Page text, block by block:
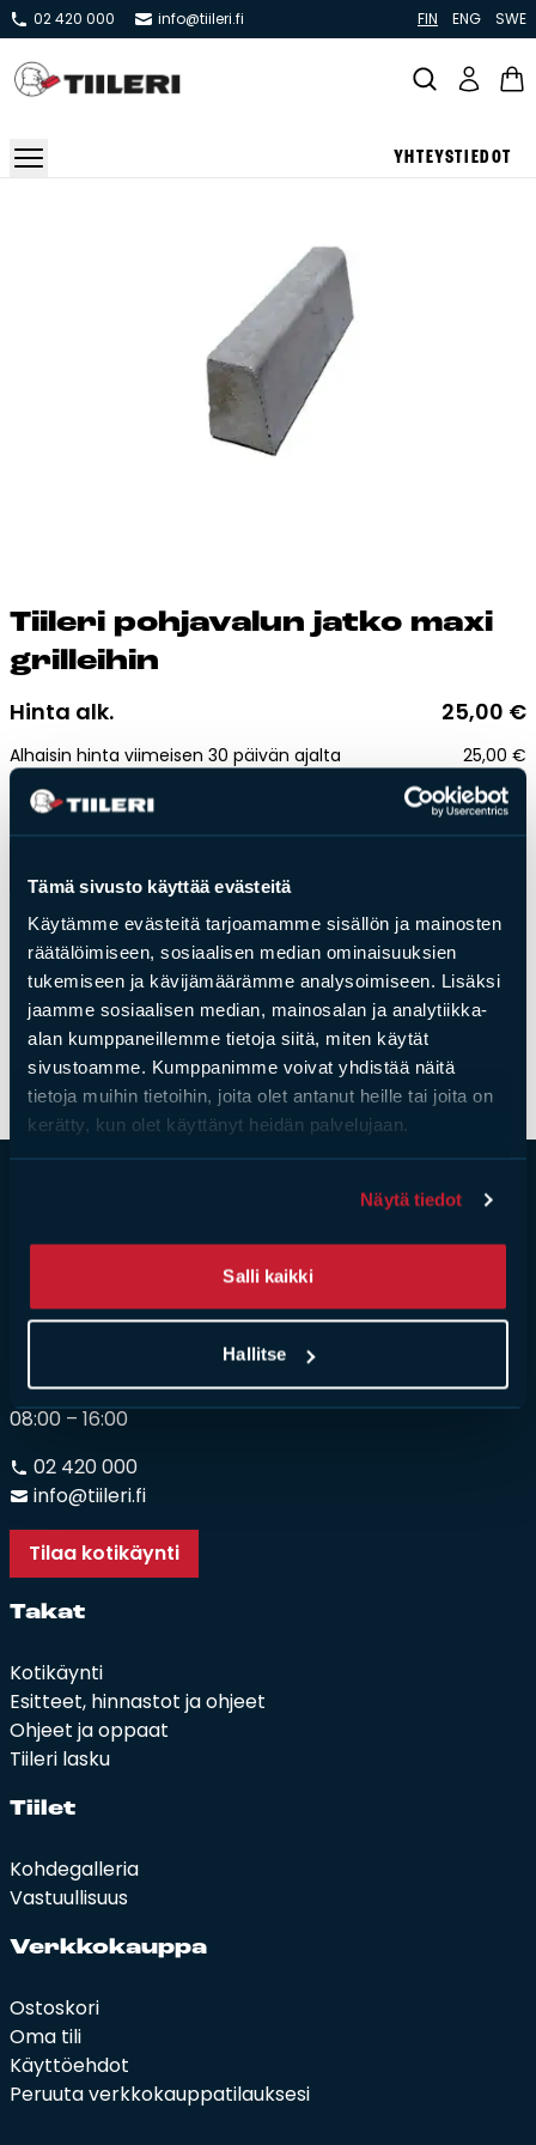
Tämä sivusto käyttää evästeitä
Käytämme evästeitä tarjoamamme sisällön ja mainosten
räätälöimiseen, sosiaalisen median ominaisuuksien
tukemiseen ja kävijämäärämme analysoimiseen. Lisäksi
jaamme sosiaalisen median, mainosalan ja analytiikka-
alan kumppaneillemme tietoja siitä, miten käytät
sivustoamme. Kumppanimme voivat yhdistää näitä
tietoja muihin tietoihin, joita olet antanut heille tai joita on
kerätty, kun olet käyttänyt heidän palvelujaan.
Näytä tiedot
Salli kaikki
Hallitse
02 420 000 info@tiileri.fi FIN ENG SWE
YHTEYSTIEDOT
Pönttö -ja kaakeliuunit
Leivin -ja lämpiöuunit
Kiertoilmatakat ja kamiinat
Grillit ja pihakeittiöt
Kotikäynti
Julkisivutiilet
Tiililaatat
Aukonylitysratkaisut ja
Kohdegalleria
Vastuullisuus
Tiilityökalu
Esitteet
Verkkokauppa
Tulisijatarvikkeet
Kiukaat ja kiuaskivet
Outlet
Peruuta verkkokauppatilauksesi
Yhteystiedot
Tii­le­ri poh­ja­va­lun jat­ko ma­xi
gril­lei­hin
Hinta alk. 25,00 €
Alhaisin hinta viimeisen 30 päivän ajalta 25,00 €
Toimitusaika:
2-3 arkipäivää
Paino: 3kg
Leveys: 300 mm
Syvyys: 60/40 mm
Korkeus: 80 mm
Asia­kas­pal­ve­lu
ma – pe
08:00 – 16:00
02 420 000
info@tiileri.fi
Tilaa kotikäynti
Ta­kat
Kotikäynti
Esitteet, hinnastot ja ohjeet
Ohjeet ja oppaat
Tiileri lasku
Tii­let
Kohdegalleria
Vastuullisuus
Verk­ko­kaup­pa
Ostoskori
Oma tili
Käyttöehdot
Peruuta verkkokauppatilauksesi